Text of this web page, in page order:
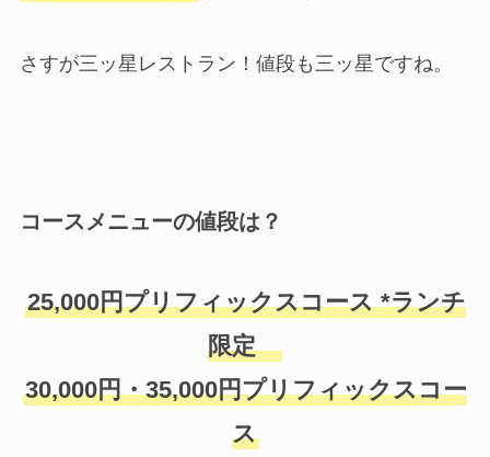
さすが三ッ星レストラン！値段も三ッ星ですね。
コースメニューの値段は？
25,000円プリフィックスコース *ランチ
限定
30,000円・35,000円プリフィックスコー
ス